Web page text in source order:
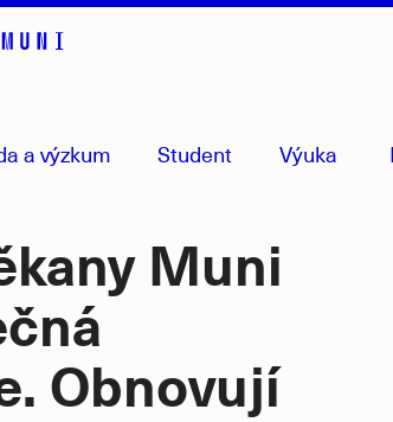
a výzkum Student Výuka
Muni
Obnovují